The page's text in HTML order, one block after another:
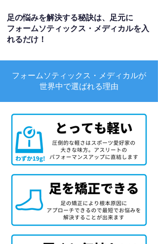
足の悩みを解決する秘訣は、足元に
フォームソティックス・メディカルを入
れるだけ！
フォームソティックス・メディカルが
世界中で選ばれる理由